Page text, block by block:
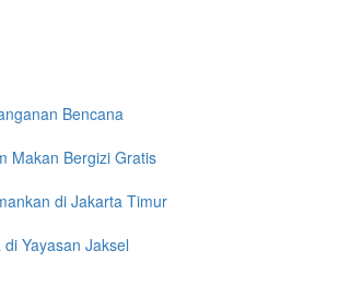
Bencana
Makan Bergizi Gratis
di Jakarta Timur
Yayasan Jaksel